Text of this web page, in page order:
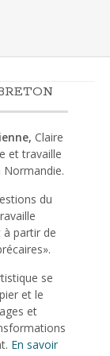
Claire
et travaille
Normandie.
du
à partir de
se
et le
et
En savoir